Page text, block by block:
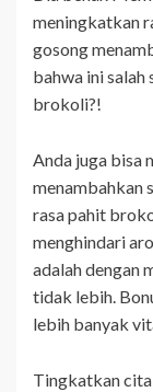
meningkatkan
gosong
bahwa ini
brokoli?!
Anda juga bisa
menambahkan
rasa pahit
menghindari
adalah dengan
tidak lebih.
lebih banyak
Tingkatkan cita